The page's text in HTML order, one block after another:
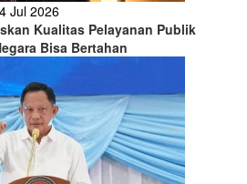
Jul 2026
Kualitas Pelayanan Publik
Bisa Bertahan